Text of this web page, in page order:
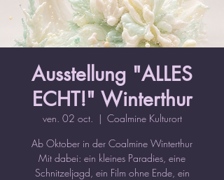
Ausstellung "ALLES
ECHT!" Winterthur
ven. 02 oct.
  |
Coalmine Kulturort
Ab Oktober in der Coalmine Winterthur
Mit dabei: ein kleines Paradies, eine
Schnitzeljagd, ein Film ohne Ende, ein